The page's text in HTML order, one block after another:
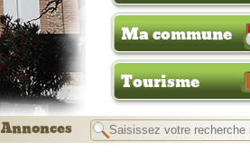
Annonces
Ma commune
Tourisme